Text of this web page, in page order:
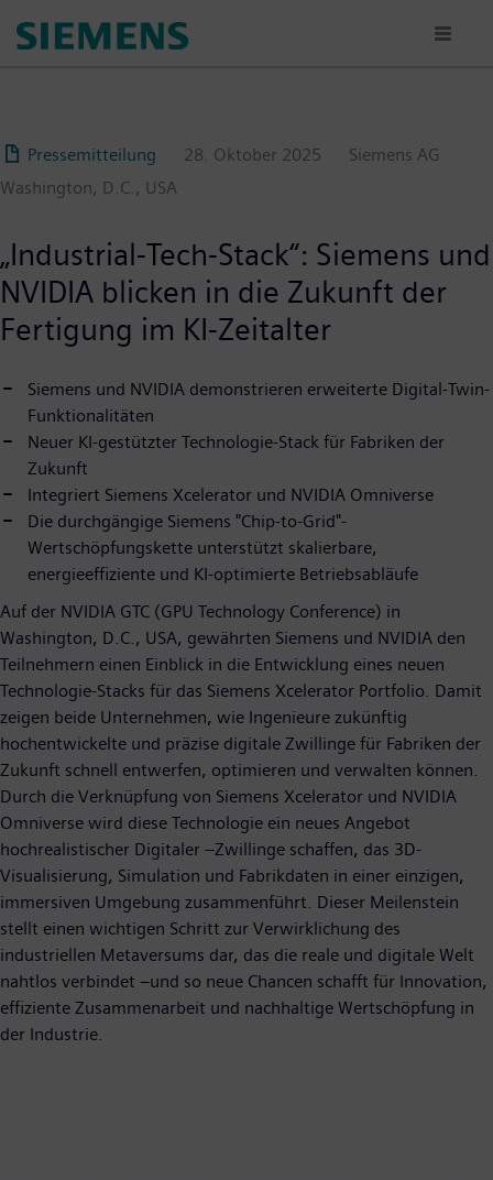
para
Pressemitteilung
28. Oktober 2025
Siemens AG
Washington, D.C., USA
„Industrial-Tech-Stack“: Siemens und
NVIDIA blicken in die Zukunft der
Fertigung im KI-Zeitalter
Siemens und NVIDIA demonstrieren erweiterte Digital-Twin-
Funktionalitäten
Neuer KI-gestützter Technologie-Stack für Fabriken der
Zukunft
Integriert Siemens Xcelerator und NVIDIA Omniverse
Die durchgängige Siemens "Chip-to-Grid"-
Wertschöpfungskette unterstützt skalierbare,
energieeffiziente und KI-optimierte Betriebsabläufe
Auf der NVIDIA GTC (GPU Technology Conference) in
Washington, D.C., USA, gewährten Siemens und NVIDIA den
Teilnehmern einen Einblick in die Entwicklung eines neuen
Technologie-Stacks für das Siemens Xcelerator Portfolio. Damit
zeigen beide Unternehmen, wie Ingenieure zukünftig
hochentwickelte und präzise digitale Zwillinge für Fabriken der
Zukunft schnell entwerfen, optimieren und verwalten können.
Durch die Verknüpfung von Siemens Xcelerator und NVIDIA
Omniverse wird diese Technologie ein neues Angebot
hochrealistischer Digitaler –Zwillinge schaffen, das 3D-
Visualisierung, Simulation und Fabrikdaten in einer einzigen,
immersiven Umgebung zusammenführt. Dieser Meilenstein
stellt einen wichtigen Schritt zur Verwirklichung des
industriellen Metaversums dar, das die reale und digitale Welt
nahtlos verbindet –und so neue Chancen schafft für Innovation,
effiziente Zusammenarbeit und nachhaltige Wertschöpfung in
der Industrie.